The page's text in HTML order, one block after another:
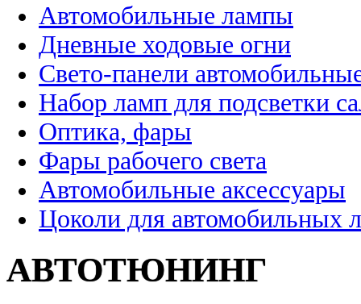
Автомобильные лампы
Дневные ходовые огни
Свето-панели
Набор ламп для подсветки
Оптика, фары
Фары рабочего света
Автомобильные аксессуары
Цоколи для автомобильных
АВТОТЮНИНГ